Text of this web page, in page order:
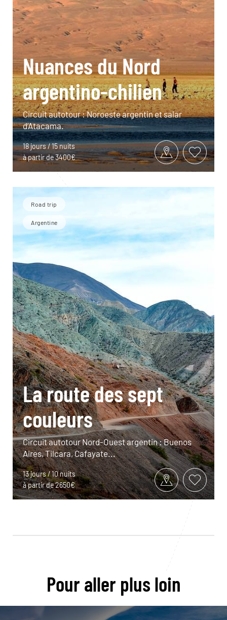
Nuances du Nord
argentino-chilien
Circuit autotour : Noroeste argentin et salar
d’Atacama.
18 jours / 15 nuits
à partir de 3400€
Road trip
Argentine
La route des sept
couleurs
Circuit autotour Nord-Ouest argentin : Buenos
Aires, Tilcara, Cafayate...
13 jours / 10 nuits
à partir de 2650€
Pour aller plus loin